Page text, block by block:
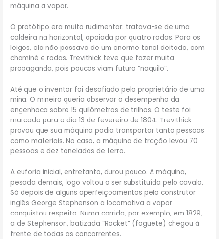
máquina a vapor.
O protótipo era muito rudimentar: tratava-se de uma
caldeira na horizontal, apoiada por quatro rodas. Para os
leigos, ela não passava de um enorme tonel deitado, com
chaminé e rodas. Trevithick teve que fazer muita
propaganda, pois poucos viam futuro “naquilo”.
Até que o inventor foi desafiado pelo proprietário de uma
mina. O mineiro queria observar o desempenho da
engenhoca sobre 15 quilômetros de trilhos. O teste foi
marcado para o dia 13 de fevereiro de 1804. Trevithick
provou que sua máquina podia transportar tanto pessoas
como materiais. No caso, a máquina de tração levou 70
pessoas e dez toneladas de ferro.
A euforia inicial, entretanto, durou pouco. A máquina,
pesada demais, logo voltou a ser substituída pelo cavalo.
Só depois de alguns aperfeiçoamentos pelo construtor
inglês George Stephenson a locomotiva a vapor
conquistou respeito. Numa corrida, por exemplo, em 1829,
a de Stephenson, batizada “Rocket” (foguete) chegou à
frente de todas as concorrentes.